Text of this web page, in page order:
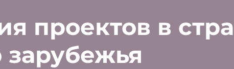
проектов в